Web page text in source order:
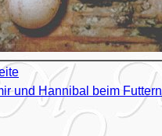
und Hannibal beim Futtern